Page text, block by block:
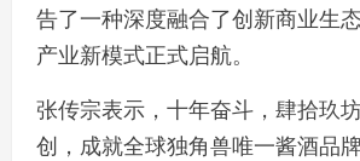
告了一种深度融合了创新商业生
产业新模式正式启航。
张传宗表示，十年奋斗，肆拾玖
创，成就全球独角兽唯一酱酒品